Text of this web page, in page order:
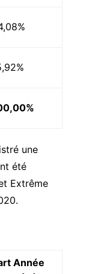
une
été
Extrême
Année